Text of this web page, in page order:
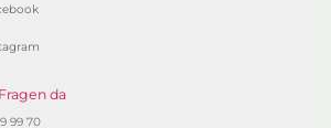
da
99 70